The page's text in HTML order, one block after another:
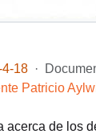
18 ·
Patricio
acerca de los